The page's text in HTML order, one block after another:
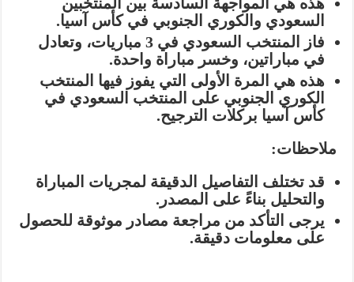
السعودي والكوري الجنوبي في كأس آسيا.
فاز المنتخب السعودي في 3 مباريات، وتعادل
في مباراتين، وخسر مباراة واحدة.
هذه هي المرة الأولى التي يفوز فيها المنتخب
الكوري الجنوبي على المنتخب السعودي في
كأس آسيا بركلات الترجيح.
ملاحظات:
قد تختلف التفاصيل الدقيقة لمجريات المباراة
والتحليل بناءً على المصدر.
يرجى التأكد من مراجعة مصادر موثوقة للحصول
على معلومات دقيقة.